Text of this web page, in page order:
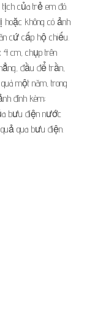
tịch của trẻ em đó.
hoặc không có ảnh
cứ cấp hộ chiếu.
4 cm, chụp trên
đầu để trần,
một năm, trong
đính kèm;
bưu điện nước
qua bưu điện.